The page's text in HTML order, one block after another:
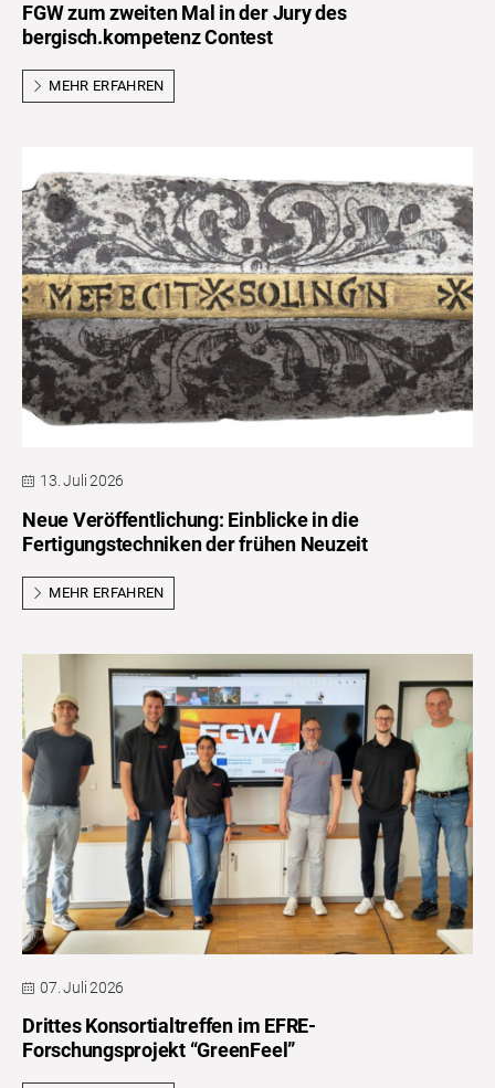
FGW zum zweiten Mal in der Jury des
bergisch.kompetenz Contest
MEHR ERFAHREN
13. Juli 2026
Neue Veröffentlichung: Einblicke in die
Fertigungstechniken der frühen Neuzeit
MEHR ERFAHREN
07. Juli 2026
Drittes Konsortialtreffen im EFRE-
Forschungsprojekt “GreenFeel”